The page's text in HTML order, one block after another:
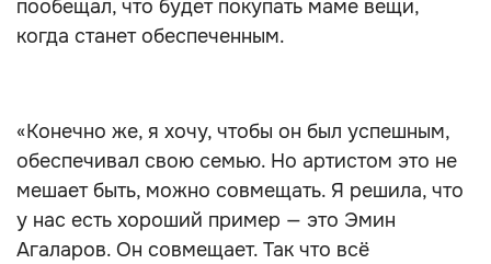
пообещал, что будет покупать маме вещи,
когда станет обеспеченным.
«Конечно же, я хочу, чтобы он был успешным,
обеспечивал свою семью. Но артистом это не
мешает быть, можно совмещать. Я решила, что
у нас есть хороший пример — это Эмин
Агаларов. Он совмещает. Так что всё